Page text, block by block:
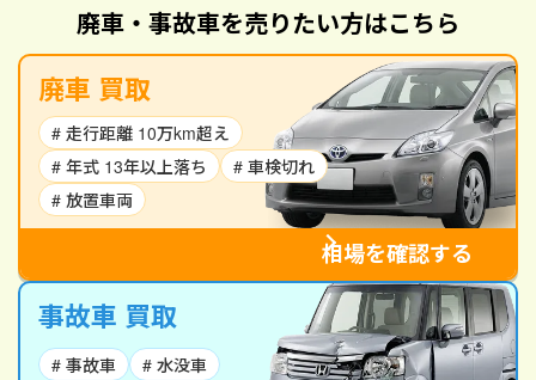
廃車・事故車を売りたい方はこちら
廃車 買取
# 走行距離 10万km超え
# 年式 13年以上落ち
# 車検切れ
# 放置車両
相場を確認する
事故車 買取
# 事故車
# 水没車